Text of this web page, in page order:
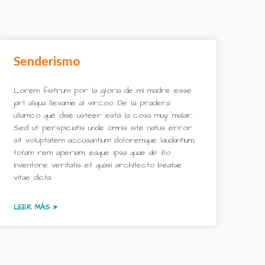
Senderismo
Lorem fistrum por la gloria de mi madre esse
jarl aliqua llevame al sircoo. De la pradera
ullamco qué dise usteer está la cosa muy malar.
Sed ut perspiciatis unde omnis iste natus error
sit voluptatem accusantium doloremque laudantium,
totam rem aperiam, eaque ipsa quae ab illo
inventore veritatis et quasi architecto beatae
vitae dicta
LEER MÁS »